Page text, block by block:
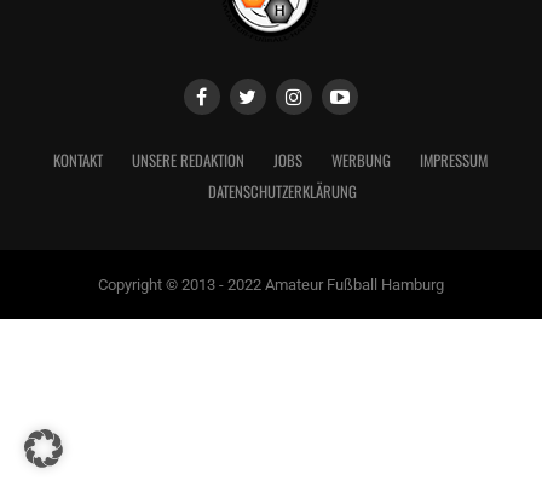
KONTAKT UNSERE REDAKTION JOBS WERBUNG
IMPRESSUM
DATENSCHUTZERKLÄRUNG
Copyright © 2013 - 2022 Amateur Fußball Hamburg